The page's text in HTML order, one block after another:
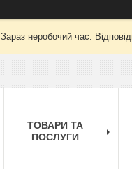
Зараз неробочий час.
ТОВАРИ ТА
ПОСЛУГИ